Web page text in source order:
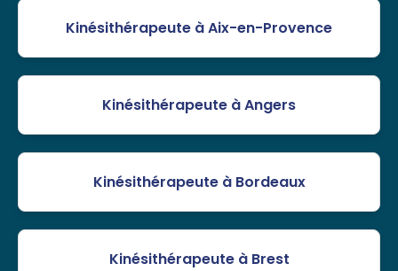
Kinésithérapeute à Aix-en-Provence
Kinésithérapeute à Angers
Kinésithérapeute à Bordeaux
Kinésithérapeute à Brest